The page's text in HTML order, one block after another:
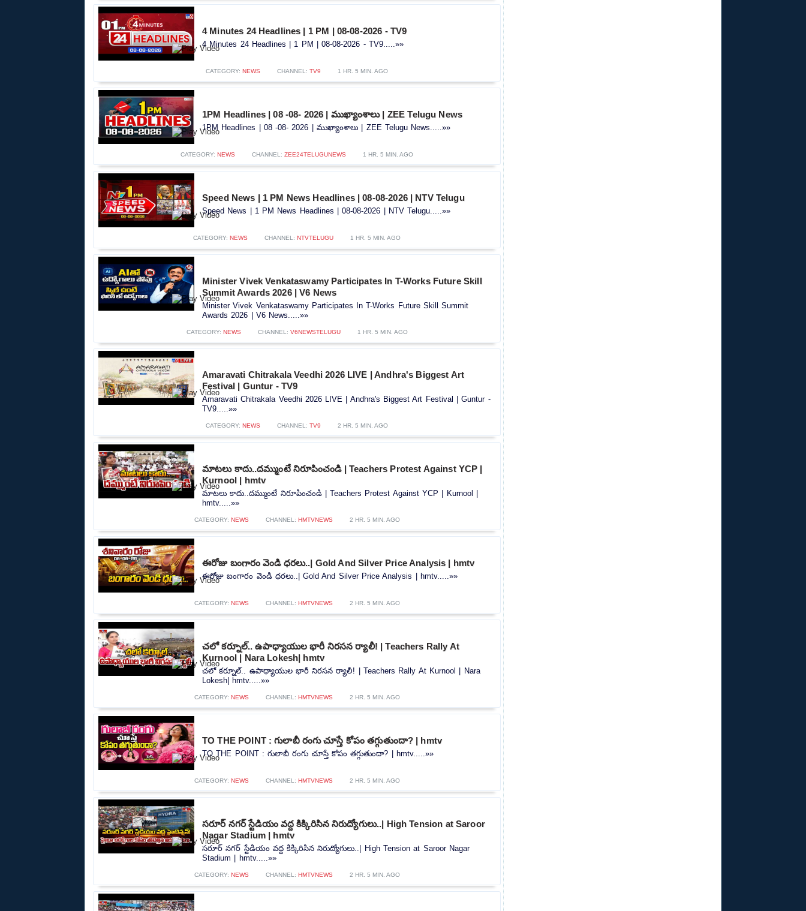
4 Minutes 24 Headlines | 1 PM | 08-08-2026 - TV9
4 Minutes 24 Headlines | 1 PM | 08-08-2026 - TV9.....»»
CATEGORY: NEWS CHANNEL: TV9 1 HR. 5 MIN. AGO
1PM Headlines | 08 -08- 2026 | ముఖ్యాంశాలు | ZEE Telugu News
1PM Headlines | 08 -08- 2026 | ముఖ్యాంశాలు | ZEE Telugu News.....»»
CATEGORY: NEWS CHANNEL: ZEE24TELUGUNEWS 1 HR. 5 MIN. AGO
Speed News | 1 PM News Headlines | 08-08-2026 | NTV Telugu
Speed News | 1 PM News Headlines | 08-08-2026 | NTV Telugu.....»»
CATEGORY: NEWS CHANNEL: NTVTELUGU 1 HR. 5 MIN. AGO
Minister Vivek Venkataswamy Participates In T-Works Future Skill
Summit Awards 2026 | V6 News
Minister Vivek Venkataswamy Participates In T-Works Future Skill Summit
Awards 2026 | V6 News.....»»
CATEGORY: NEWS CHANNEL: V6NEWSTELUGU 1 HR. 5 MIN. AGO
Amaravati Chitrakala Veedhi 2026 LIVE | Andhra's Biggest Art
Festival | Guntur - TV9
Amaravati Chitrakala Veedhi 2026 LIVE | Andhra's Biggest Art Festival | Guntur -
TV9.....»»
CATEGORY: NEWS CHANNEL: TV9 2 HR. 5 MIN. AGO
మాటలు కాదు..దమ్ముంటే నిరూపించండి | Teachers Protest Against YCP |
Kurnool | hmtv
మాటలు కాదు..దమ్ముంటే నిరూపించండి | Teachers Protest Against YCP | Kurnool |
hmtv.....»»
CATEGORY: NEWS CHANNEL: HMTVNEWS 2 HR. 5 MIN. AGO
ఈరోజు బంగారం వెండి ధరలు..| Gold And Silver Price Analysis | hmtv
ఈరోజు బంగారం వెండి ధరలు..| Gold And Silver Price Analysis | hmtv.....»»
CATEGORY: NEWS CHANNEL: HMTVNEWS 2 HR. 5 MIN. AGO
చలో కర్నూల్.. ఉపాధ్యాయుల భారీ నిరసన ర్యాలీ! | Teachers Rally At
Kurnool | Nara Lokesh| hmtv
చలో కర్నూల్.. ఉపాధ్యాయుల భారీ నిరసన ర్యాలీ! | Teachers Rally At Kurnool | Nara
Lokesh| hmtv.....»»
CATEGORY: NEWS CHANNEL: HMTVNEWS 2 HR. 5 MIN. AGO
TO THE POINT : గులాబీ రంగు చూస్తే కోపం తగ్గుతుందా? | hmtv
TO THE POINT : గులాబీ రంగు చూస్తే కోపం తగ్గుతుందా? | hmtv.....»»
CATEGORY: NEWS CHANNEL: HMTVNEWS 2 HR. 5 MIN. AGO
సరూర్ నగర్ స్టేడియం వద్ద కిక్కిరిసిన నిరుద్యోగులు..| High Tension at Saroor
Nagar Stadium | hmtv
సరూర్ నగర్ స్టేడియం వద్ద కిక్కిరిసిన నిరుద్యోగులు..| High Tension at Saroor Nagar
Stadium | hmtv.....»»
CATEGORY: NEWS CHANNEL: HMTVNEWS 2 HR. 5 MIN. AGO